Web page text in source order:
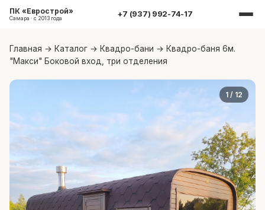
ПК «Еврострой»
Самара · с 2013 года +7 (937) 992-74-17
Главная → Каталог → Квадро-бани → Квадро-баня 6м.
"Макси" Боковой вход, три отделения
1 / 12